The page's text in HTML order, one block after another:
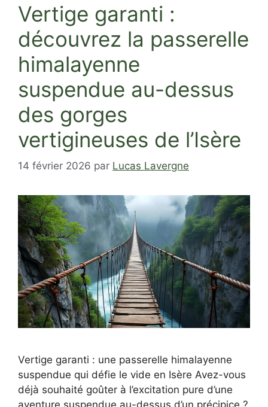
Vertige garanti :
découvrez la passerelle
himalayenne
suspendue au-dessus
des gorges
vertigineuses de l’Isère
14 février 2026 par Lucas Lavergne
Vertige garanti : une passerelle himalayenne
suspendue qui défie le vide en Isère Avez-vous
déjà souhaité goûter à l’excitation pure d’une